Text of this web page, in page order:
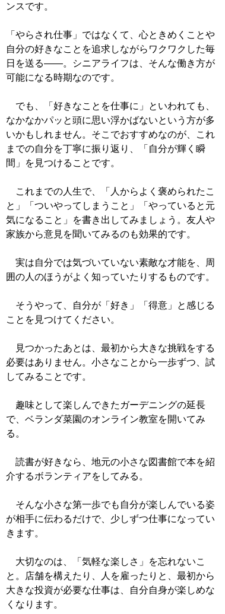
ンスです。
「やらされ仕事」ではなくて、心ときめくことや
自分の好きなことを追求しながらワクワクした毎
日を送る——。シニアライフは、そんな働き方が
可能になる時期なのです。
でも、「好きなことを仕事に」といわれても、
なかなかパッと頭に思い浮かばないという方が多
いかもしれません。そこでおすすめなのが、これ
までの自分を丁寧に振り返り、「自分が輝く瞬
間」を見つけることです。
これまでの人生で、「人からよく褒められたこ
と」「ついやってしまうこと」「やっていると元
気になること」を書き出してみましょう。友人や
家族から意見を聞いてみるのも効果的です。
実は自分では気づいていない素敵な才能を、周
囲の人のほうがよく知っていたりするものです。
そうやって、自分が「好き」「得意」と感じる
ことを見つけてください。
見つかったあとは、最初から大きな挑戦をする
必要はありません。小さなことから一歩ずつ、試
してみることです。
趣味として楽しんできたガーデニングの延長
で、ベランダ菜園のオンライン教室を開いてみ
る。
読書が好きなら、地元の小さな図書館で本を紹
介するボランティアをしてみる。
そんな小さな第一歩でも自分が楽しんでいる姿
が相手に伝わるだけで、少しずつ仕事になってい
きます。
大切なのは、「気軽な楽しさ」を忘れないこ
と。店舗を構えたり、人を雇ったりと、最初から
大きな投資が必要な仕事は、自分自身が楽しめな
くなります。